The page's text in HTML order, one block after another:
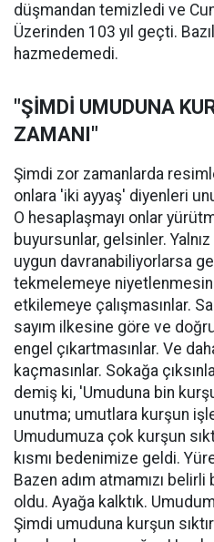
düşmandan temizledi ve
Üzerinden 103 yıl geçti.
hazmedemedi.
"ŞİMDİ UMUDUNA
ZAMANI"
Şimdi zor zamanlarda
onlara 'iki ayyaş' diyenleri
O hesaplaşmayı onlar
buyursunlar, gelsinler.
uygun davranabiliyorlarsa
tekmelemeye
etkilemeye çalışmasınlar.
sayım ilkesine göre ve
engel çıkartmasınlar. Ve
kaçmasınlar. Sokağa
demiş ki, 'Umuduna bin
unutma; umutlara kurşun
Umudumuza çok kurşun
kısmı bedenimize geldi.
Bazen adım atmamızı
oldu. Ayağa kalktık.
Şimdi umuduna kurşun